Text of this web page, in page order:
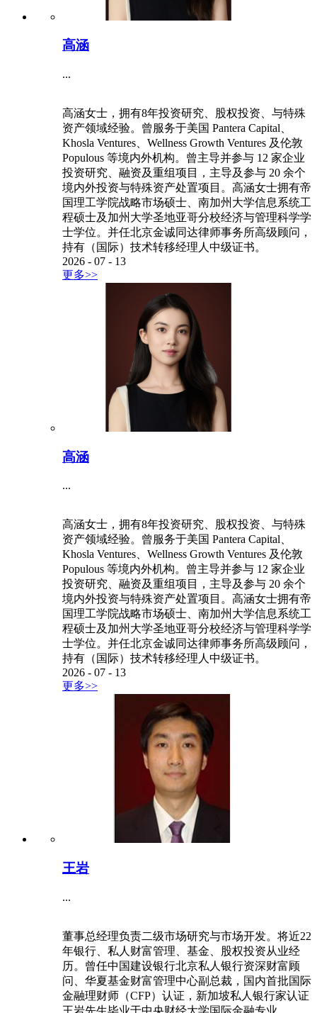
高涵
...
高涵女士，拥有8年投资研究、股权投资、与特殊
资产领域经验。曾服务于美国 Pantera Capital、
Khosla Ventures、Wellness Growth Ventures 及伦敦
Populous 等境内外机构。曾主导并参与 12 家企业
投资研究、融资及重组项目，主导及参与 20 余个
境内外投资与特殊资产处置项目。高涵女士拥有帝
国理工学院战略市场硕士、南加州大学信息系统工
程硕士及加州大学圣地亚哥分校经济与管理科学学
士学位。并任北京金诚同达律师事务所高级顾问，
持有（国际）技术转移经理人中级证书。
2026 - 07 - 13
更多>>
高涵
...
高涵女士，拥有8年投资研究、股权投资、与特殊
资产领域经验。曾服务于美国 Pantera Capital、
Khosla Ventures、Wellness Growth Ventures 及伦敦
Populous 等境内外机构。曾主导并参与 12 家企业
投资研究、融资及重组项目，主导及参与 20 余个
境内外投资与特殊资产处置项目。高涵女士拥有帝
国理工学院战略市场硕士、南加州大学信息系统工
程硕士及加州大学圣地亚哥分校经济与管理科学学
士学位。并任北京金诚同达律师事务所高级顾问，
持有（国际）技术转移经理人中级证书。
2026 - 07 - 13
更多>>
王岩
...
董事总经理负责二级市场研究与市场开发。将近22
年银行、私人财富管理、基金、股权投资从业经
历。曾任中国建设银行北京私人银行资深财富顾
问、华夏基金财富管理中心副总裁，国内首批国际
金融理财师（CFP）认证，新加坡私人银行家认证
王岩先生毕业于中央财经大学国际金融专业